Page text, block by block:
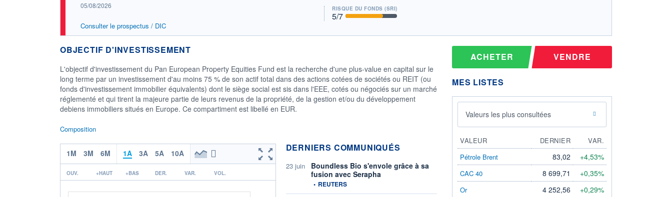
05/08/2026
Consulter le prospectus / DIC
RISQUE DU FONDS (SRI)
5/7
OBJECTIF D'INVESTISSEMENT
L'objectif d'investissement du Pan European Property Equities Fund est la recherche d'une plus-value en capital sur le
long terme par un investissement d'au moins 75 % de son actif total dans des actions cotées de sociétés ou REIT (ou
fonds d'investissement immobilier équivalents) dont le siège social est sis dans l'EEE, cotés ou négociés sur un marché
réglementé et qui tirent la majeure partie de leurs revenus de la propriété, de la gestion et/ou du développement
debiens immobiliers situés en Europe. Ce compartiment est libellé en EUR.
Composition
1M 3M 6M 1A 3A 5A 10A
OUV. +HAUT +BAS DER. VAR. VOL.
DERNIERS COMMUNIQUÉS
23 juin
Boundless Bio s'envole grâce à sa
fusion avec Serapha
information fournie par
• REUTERS
ACHETER VENDRE
MES LISTES
Valeurs les plus consultées
VALEUR DERNIER
VAR.
Pétrole Brent
83,02 +4,53%
CAC 40 8 699,71 +0,35%
Or 4 252,56 +0,29%